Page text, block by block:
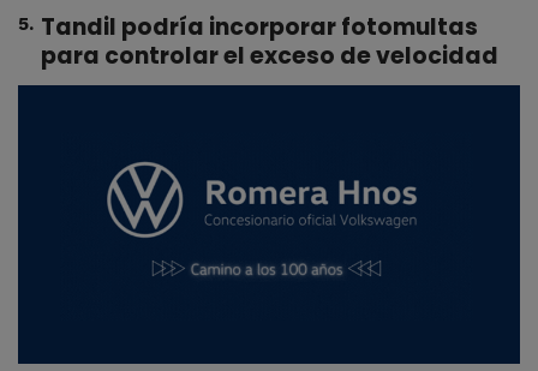
5. Tandil podría incorporar fotomultas
para controlar el exceso de velocidad